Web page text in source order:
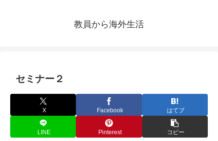
教員から海外生活
セミナー２
X Facebook はてブ
LINE Pinterest コピー